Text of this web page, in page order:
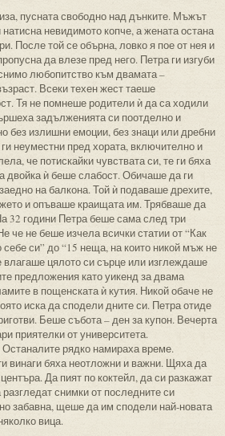
пусната свободно над дънките. Мъжът
невидимото копче, а жената остана
После той се обърна, ловко я пое от нея и
да влезе пред него. Петра ги изгуби
любопитство към двамата –
Всеки техен жест таеше
Тя не помнеше родители ѝ да са ходили
задълженията си поотделно и
без излишни емоции, без знаци или дребни
неуместни пред хората, включително и
че потискайки чувствата си, те ги бяха
двойка ѝ беше слабост. Обичаше да ги
на балкона. Той ѝ подаваше дрехите,
и опъваше краищата им. Трябваше да
32 години Петра беше сама след три
че не беше изчела всички статии от “Как
си” до “15 неща, на които никой мъж не
влагаше цялото си сърце или изглеждаше
предложения като уикенд за двама
в пощенската ѝ кутия. Никой обаче не
иска да сподели дните си. Петра отиде
Беше събота – ден за купон. Вечерта
приятелки от университета.
рядко намираха време.
винаги бяха неотложни и важни. Щяха да
Да пият по коктейл, да си разкажат
снимки от последните си
забавна, щеше да им сподели най-новата
вица.